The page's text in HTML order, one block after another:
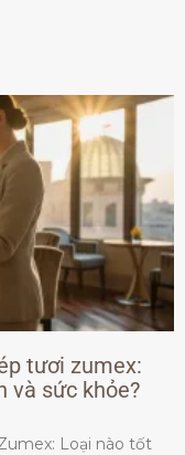
tươi zumex:
và sức khỏe?
Loại nào tốt